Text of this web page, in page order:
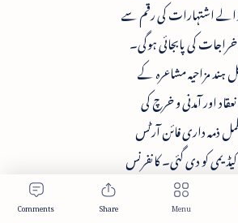
اشتہارات کی رقم سے
کی پابجائی ہوگی۔
ہند مزاحیہ مشاعرہ کے
اور آمدنی و خرچ کی
ذمہ داری فائن آرٹس
کو دی گئی۔ کانفرنس
بے حد کامیاب ہوئی۔
مشاعرے سے فائن آرٹس